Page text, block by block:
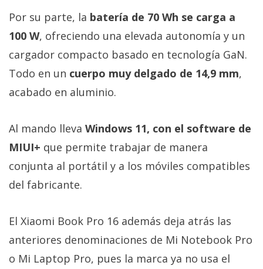
Por su parte, la batería de 70 Wh se carga a
100 W, ofreciendo una elevada autonomía y un
cargador compacto basado en tecnología GaN.
Todo en un cuerpo muy delgado de 14,9 mm,
acabado en aluminio.
Al mando lleva Windows 11, con el software de
MIUI+ que permite trabajar de manera
conjunta al portátil y a los móviles compatibles
del fabricante.
El Xiaomi Book Pro 16 además deja atrás las
anteriores denominaciones de Mi Notebook Pro
o Mi Laptop Pro, pues la marca ya no usa el